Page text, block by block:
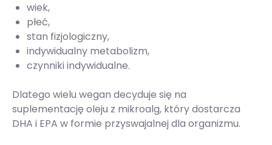
wiek,
płeć,
stan fizjologiczny,
indywidualny metabolizm,
czynniki indywidualne.
Dlatego wielu wegan decyduje się na
suplementację oleju z mikroalg, który dostarcza
DHA i EPA w formie przyswajalnej dla organizmu.